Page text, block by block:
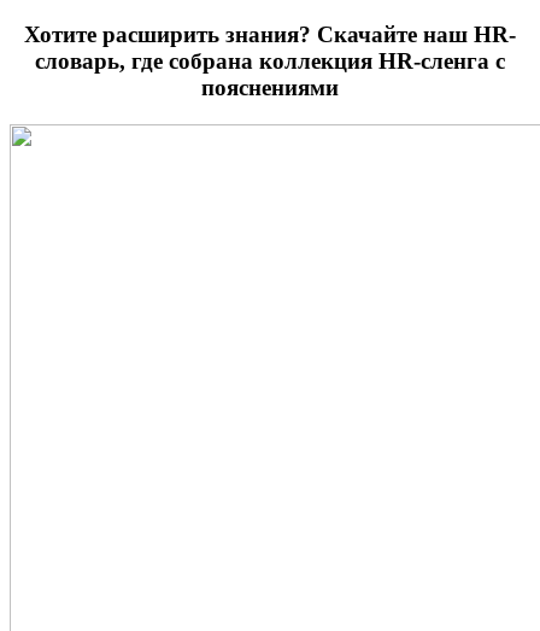
Хотите расширить знания? Скачайте наш HR-
словарь, где собрана коллекция HR-сленга с
пояснениями